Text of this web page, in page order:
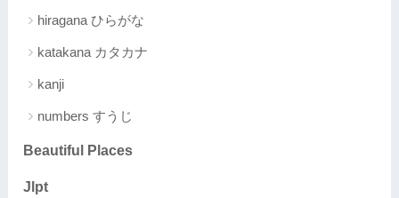
hiragana ひらがな
katakana カタカナ
kanji
numbers すうじ
Beautiful Places
Jlpt